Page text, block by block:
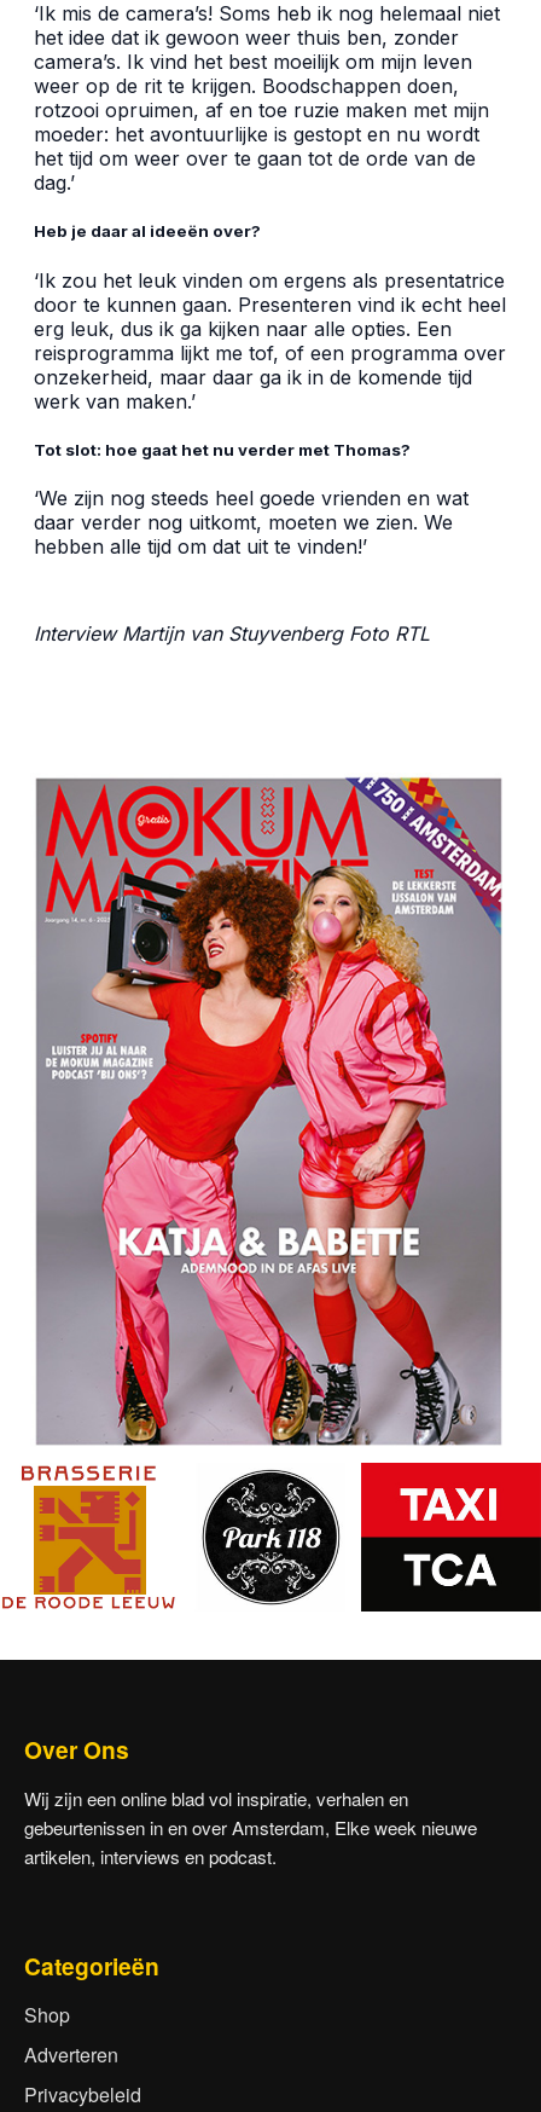
‘Ik mis de camera’s! Soms heb ik nog helemaal niet
het idee dat ik gewoon weer thuis ben, zonder
camera’s. Ik vind het best moeilijk om mijn leven
weer op de rit te krijgen. Boodschappen doen,
rotzooi opruimen, af en toe ruzie maken met mijn
moeder: het avontuurlijke is gestopt en nu wordt
het tijd om weer over te gaan tot de orde van de
dag.’
Heb je daar al ideeën over?
‘Ik zou het leuk vinden om ergens als presentatrice
door te kunnen gaan. Presenteren vind ik echt heel
erg leuk, dus ik ga kijken naar alle opties. Een
reisprogramma lijkt me tof, of een programma over
onzekerheid, maar daar ga ik in de komende tijd
werk van maken.’
Tot slot: hoe gaat het nu verder met Thomas?
‘We zijn nog steeds heel goede vrienden en wat
daar verder nog uitkomt, moeten we zien. We
hebben alle tijd om dat uit te vinden!’
Interview Martijn van Stuyvenberg Foto RTL
Over Ons
Wij zijn een online blad vol inspiratie, verhalen en
gebeurtenissen in en over Amsterdam, Elke week nieuwe
artikelen, interviews en podcast.
Categorieën
Shop
Adverteren
Privacybeleid